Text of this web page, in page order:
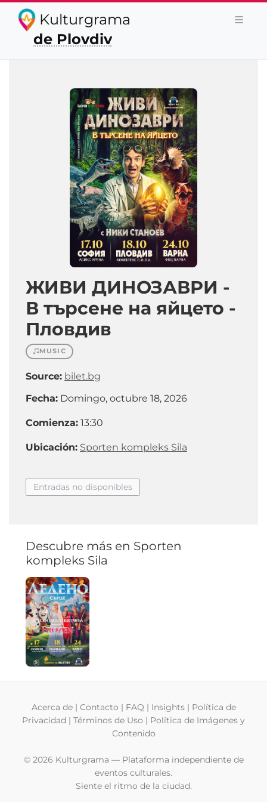
Kulturgrama
de Plovdiv
ЖИВИ ДИНОЗАВРИ -
В търсене на яйцето -
Пловдив
MUSIC
Source: bilet.bg
Fecha: Domingo, octubre 18, 2026
Comienza: 13:30
Ubicación: Sporten kompleks Sila
Entradas no disponibles
Descubre más en Sporten
kompleks Sila
Acerca de| Contacto | FAQ | Insights| Política de
Privacidad | Términos de Uso | Política de Imágenes y
Contenido
© 2026 Kulturgrama — Plataforma independiente de
eventos culturales.
Siente el ritmo de la ciudad.